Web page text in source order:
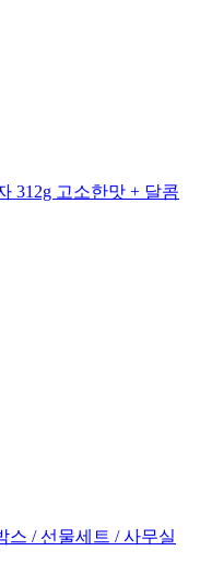
312g 고소한맛 + 달콤
스 / 선물세트 / 사무실